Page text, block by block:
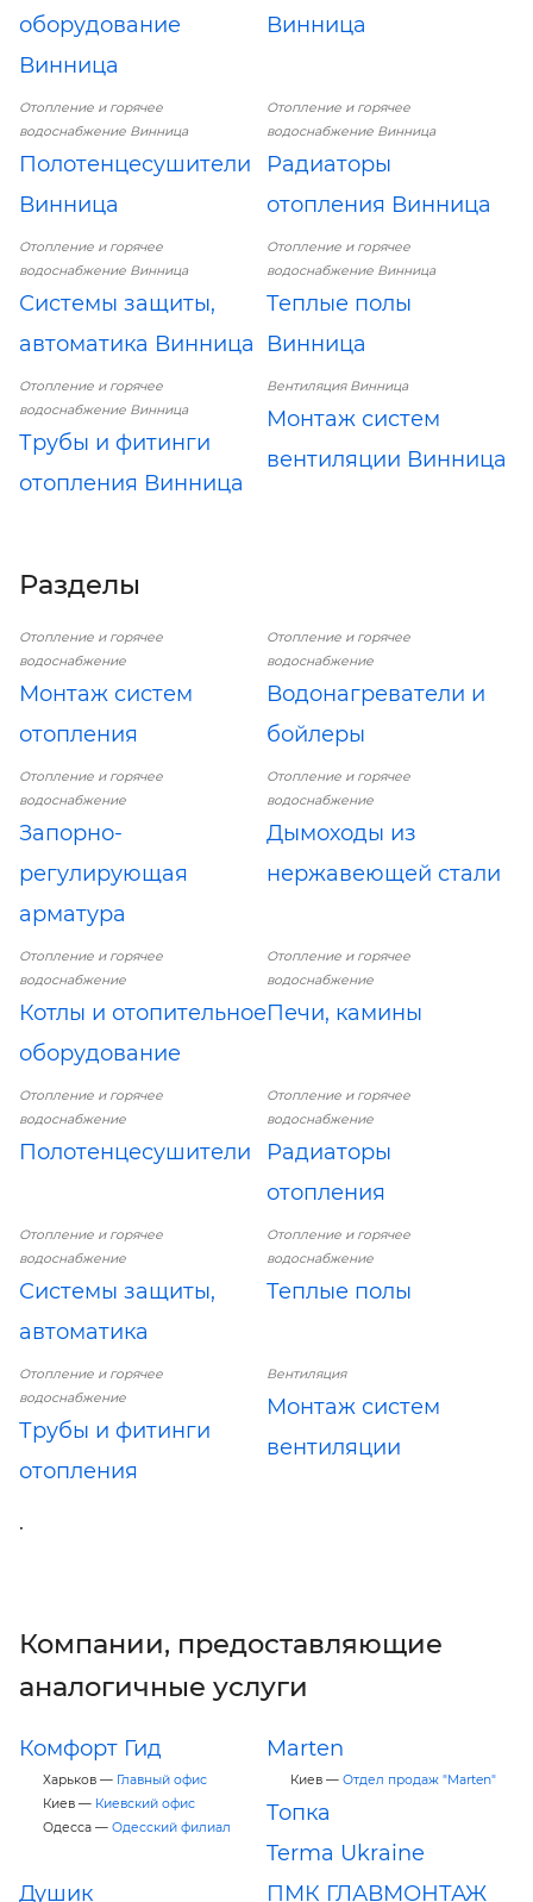
оборудование
Винница
Винница
Отопление и горячее
водоснабжение Винница
Полотенцесушители
Винница
Отопление и горячее
водоснабжение Винница
Радиаторы
отопления Винница
Отопление и горячее
водоснабжение Винница
Системы защиты,
автоматика Винница
Отопление и горячее
водоснабжение Винница
Теплые полы
Винница
Отопление и горячее
водоснабжение Винница
Трубы и фитинги
отопления Винница
Вентиляция Винница
Монтаж систем
вентиляции Винница
Разделы
Отопление и горячее
водоснабжение
Монтаж систем
отопления
Отопление и горячее
водоснабжение
Водонагреватели и
бойлеры
Отопление и горячее
водоснабжение
Запорно-
регулирующая
арматура
Отопление и горячее
водоснабжение
Дымоходы из
нержавеющей стали
Отопление и горячее
водоснабжение
Котлы и отопительное
оборудование
Отопление и горячее
водоснабжение
Печи, камины
Отопление и горячее
водоснабжение
Полотенцесушители
Отопление и горячее
водоснабжение
Радиаторы
отопления
Отопление и горячее
водоснабжение
Системы защиты,
автоматика
Отопление и горячее
водоснабжение
Теплые полы
Отопление и горячее
водоснабжение
Трубы и фитинги
отопления
Вентиляция
Монтаж систем
вентиляции
.
Компании, предоставляющие
аналогичные услуги
Комфорт Гид
Харьков — Главный офис
Киев — Киевский офис
Одесса — Одесский филиал
Marten
Киев — Отдел продаж "Marten"
Топка
Terma Ukraine
Душик
ПМК ГЛАВМОНТАЖ